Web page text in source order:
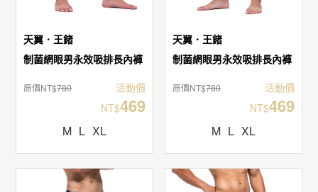
天翼．王鍺
制菌網眼男永效吸排長內褲
原價NT$780
活動價
NT$469
M L XL
天翼．王鍺
制菌網眼男永效吸排長內褲
原價NT$780
活動價
NT$469
M L XL